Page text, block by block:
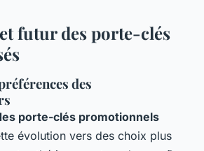
futur des porte-clés
des
porte-clés promotionnels
évolution vers des choix plus